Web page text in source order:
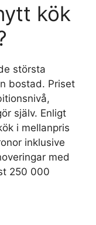
kök
största
bostad. Priset
själv. Enligt
i mellanpris
inklusive
med
250 000